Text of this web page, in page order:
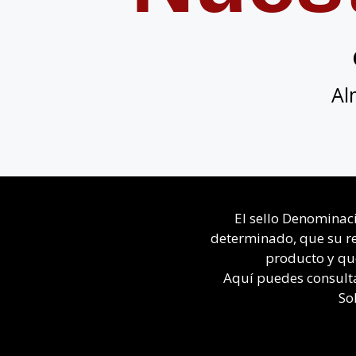
El sello
determinado, que su
producto y
Aquí puedes